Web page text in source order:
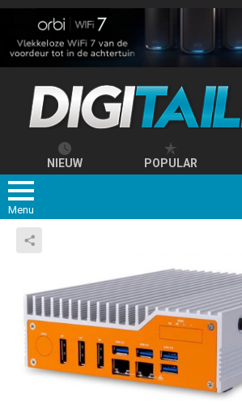
NIEUW POPULAR
Menu